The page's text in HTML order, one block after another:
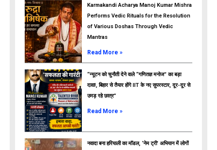
ads
Karmakandi Acharya Manoj Kumar Mishra
Performs Vedic Rituals for the Resolution
of Various Doshas Through Vedic
Mantras
Read More »
“न्यूटन को चुनौती देने वाले “गणितज्ञ मनोज” का बड़ा
दावा!, बिहार से तैयार होंगे IIT के नए सुपरस्टार, दूर-दूर से
उमड़ रहे छात्र”
Read More »
नवादा बना हरियाली का मॉडल, ‘नेम ट्री’ अभियान में लोगों